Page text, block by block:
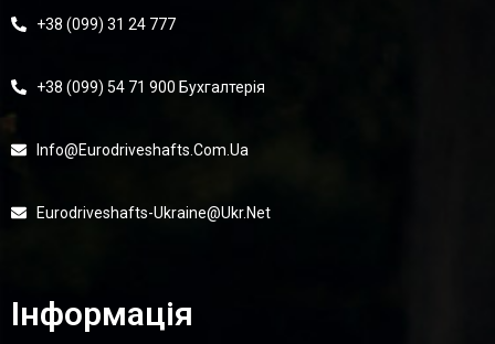
+38 (099) 31 24 777
+38 (099) 54 71 900 Бухгалтерія
Info@eurodriveshafts.com.ua
Eurodriveshafts-Ukraine@ukr.net
Інформація